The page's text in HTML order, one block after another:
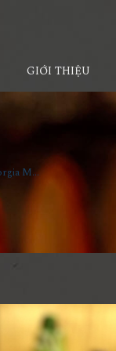
GIỚI THIỆU
Rượu Vang Gốm Georgia MS102